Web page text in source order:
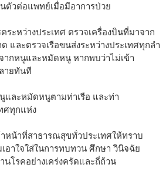
ตัวต่อแพทย์เมื่อมีอาการป่วย
ระหว่างประเทศ ตรวจเครื่องบินที่มาจาก
และตรวจเรือขนส่งระหว่างประเทศทุกลำ
ากหนูและหมัดหนู หากพบว่าไม่เข้า
ายทันที
และหมัดหนูตามท่าเรือ และท่า
ศทุกแห่ง
หน้าที่สาธารณสุขทั่วประเทศให้ทราบ
อาใจใส่ในการทบทวน ศึกษา วินิจฉัย
นโรคอย่างเคร่งครัดและถี่ถ้วน